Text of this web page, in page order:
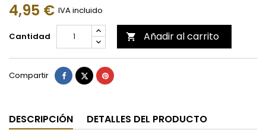
4,95 € IVA incluido
Cantidad  Añadir al carrito
Compartir Compartir
TuitearPinterest
DESCRIPCIÓN DETALLES DEL PRODUCTO